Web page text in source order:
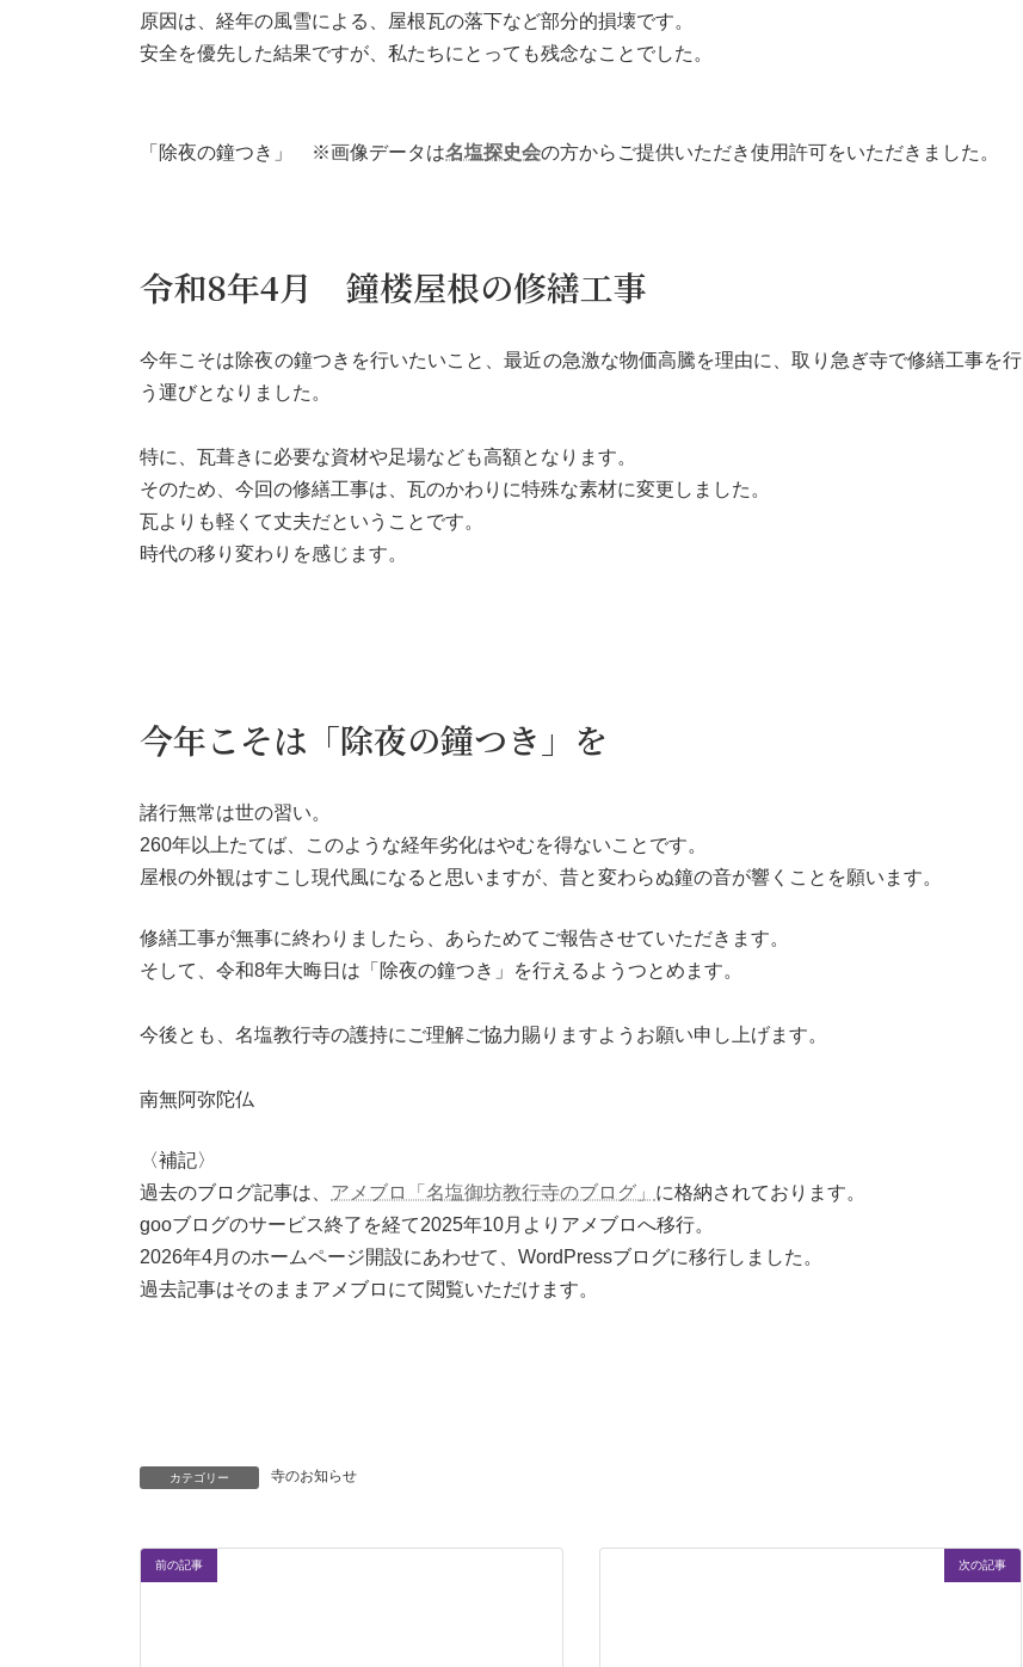
原因は、経年の風雪による、屋根瓦の落下など部分的損壊です。
安全を優先した結果ですが、私たちにとっても残念なことでした。
「除夜の鐘つき」 ※画像データは名塩探史会の方からご提供いただき使用許可をいただきました。
令和8年4月 鐘楼屋根の修繕工事
今年こそは除夜の鐘つきを行いたいこと、最近の急激な物価高騰を理由に、取り急ぎ寺で修繕工事を行
う運びとなりました。
特に、瓦葺きに必要な資材や足場なども高額となります。
そのため、今回の修繕工事は、瓦のかわりに特殊な素材に変更しました。
瓦よりも軽くて丈夫だということです。
時代の移り変わりを感じます。
今年こそは「除夜の鐘つき」を
諸行無常は世の習い。
260年以上たてば、このような経年劣化はやむを得ないことです。
屋根の外観はすこし現代風になると思いますが、昔と変わらぬ鐘の音が響くことを願います。
修繕工事が無事に終わりましたら、あらためてご報告させていただきます。
そして、令和8年大晦日は「除夜の鐘つき」を行えるようつとめます。
今後とも、名塩教行寺の護持にご理解ご協力賜りますようお願い申し上げます。
南無阿弥陀仏
〈補記〉
過去のブログ記事は、 アメブロ「名塩御坊教行寺のブログ」 に格納されております。
gooブログのサービス終了を経て2025年10月よりアメブロへ移行。
2026年4月のホームページ開設にあわせて、WordPressブログに移行しました。
過去記事はそのままアメブロにて閲覧いただけます。
カテゴリー 寺のお知らせ
前の記事 次の記事